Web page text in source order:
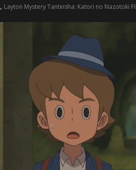
, Layton Mystery Tanteisha: Katori no Nazotoki